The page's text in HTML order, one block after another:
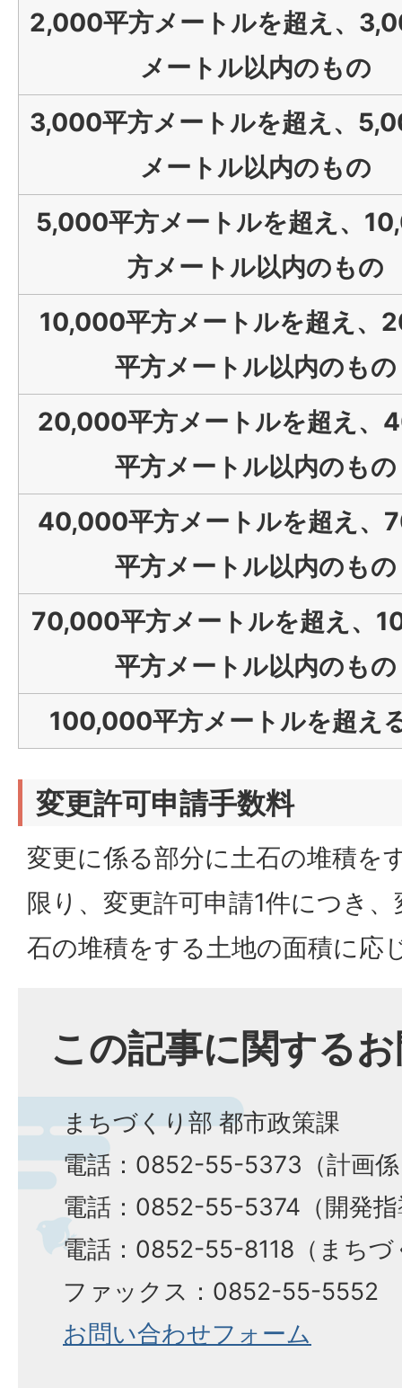
2,000平方メートルを超え、
メートル以内のもの
3,000平方メートルを超え、
メートル以内のもの
5,000平方メートルを超え、
方メートル以内のもの
10,000平方メートルを超え、
平方メートル以内のもの
20,000平方メートルを超え、
平方メートル以内のもの
40,000平方メートルを超え、
平方メートル以内のもの
70,000平方メートルを超え、
平方メートル以内のもの
100,000平方メートルを超え
変更許可申請手数料
変更に係る部分に土石の堆積を
限り、変更許可申請1件につき
石の堆積をする土地の面積に応
この記事に関する
まちづくり部 都市政策課
電話：0852-55-5373（計画
電話：0852-55-5374（開発指
電話：0852-55-8118（まちづ
ファックス：0852-55-5552
お問い合わせフォーム